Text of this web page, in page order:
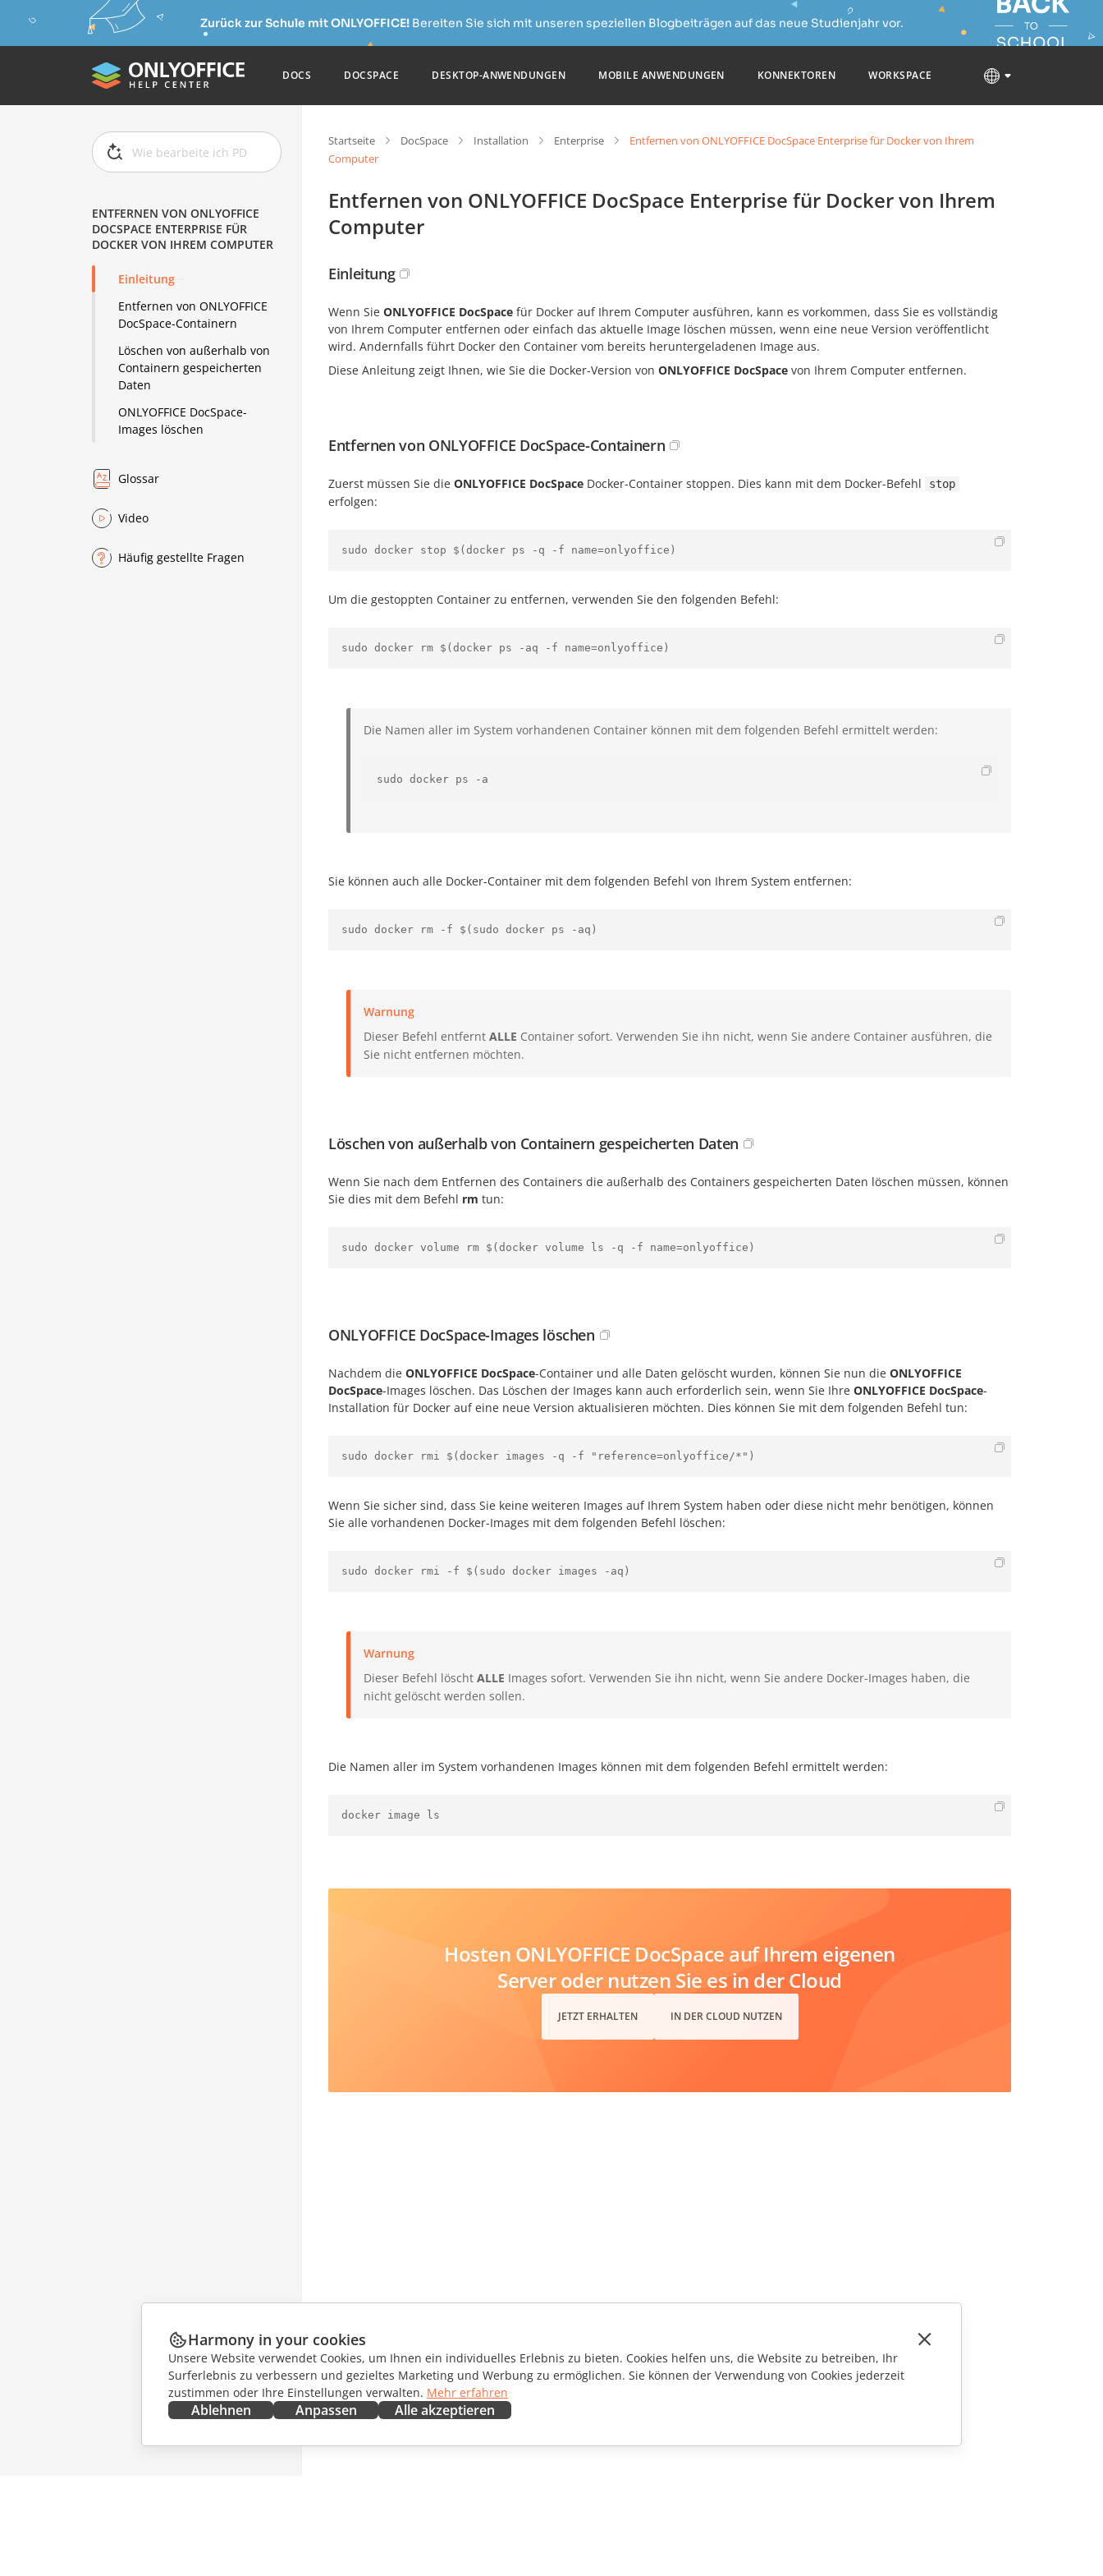
Zurück zur Schule mit ONLYOFFICE!Bereiten Sie sich mit unseren speziellen Blogbeiträgen auf das neue Studienjahr vor.
DOCS DOCSPACE DESKTOP-ANWENDUNGEN MOBILE ANWENDUNGEN KONNEKTOREN WORKSPACE
ENTFERNEN VON ONLYOFFICE
DOCSPACE ENTERPRISE FÜR
DOCKER VON IHREM COMPUTER
Einleitung
Entfernen von ONLYOFFICE
DocSpace-Containern
Löschen von außerhalb von
Containern gespeicherten
Daten
ONLYOFFICE DocSpace-
Images löschen
Glossar
Video
Häufig gestellte Fragen
Startseite DocSpace Installation Enterprise
Entfernen von ONLYOFFICE DocSpace Enterprise für Docker von Ihrem
Computer
Entfernen von ONLYOFFICE DocSpace Enterprise für Docker von Ihrem
Computer
Einleitung
Wenn Sie ONLYOFFICE DocSpace für Docker auf Ihrem Computer ausführen, kann es vorkommen, dass Sie es vollständig
von Ihrem Computer entfernen oder einfach das aktuelle Image löschen müssen, wenn eine neue Version veröffentlicht
wird. Andernfalls führt Docker den Container vom bereits heruntergeladenen Image aus.
Diese Anleitung zeigt Ihnen, wie Sie die Docker-Version von ONLYOFFICE DocSpace von Ihrem Computer entfernen.
Entfernen von ONLYOFFICE DocSpace-Containern
Zuerst müssen Sie die ONLYOFFICE DocSpace Docker-Container stoppen. Dies kann mit dem Docker-Befehl stop
erfolgen:
sudo docker stop $(docker ps -q -f name=onlyoffice)
Um die gestoppten Container zu entfernen, verwenden Sie den folgenden Befehl:
sudo docker rm $(docker ps -aq -f name=onlyoffice)
Die Namen aller im System vorhandenen Container können mit dem folgenden Befehl ermittelt werden:
sudo docker ps -a
Sie können auch alle Docker-Container mit dem folgenden Befehl von Ihrem System entfernen:
sudo docker rm -f $(sudo docker ps -aq)
Warnung
Dieser Befehl entfernt ALLE Container sofort. Verwenden Sie ihn nicht, wenn Sie andere Container ausführen, die
Sie nicht entfernen möchten.
Löschen von außerhalb von Containern gespeicherten Daten
Wenn Sie nach dem Entfernen des Containers die außerhalb des Containers gespeicherten Daten löschen müssen, können
Sie dies mit dem Befehl rm tun:
sudo docker volume rm $(docker volume ls -q -f name=onlyoffice)
ONLYOFFICE DocSpace-Images löschen
Nachdem die ONLYOFFICE DocSpace-Container und alle Daten gelöscht wurden, können Sie nun die ONLYOFFICE
DocSpace-Images löschen. Das Löschen der Images kann auch erforderlich sein, wenn Sie Ihre ONLYOFFICE DocSpace-
Installation für Docker auf eine neue Version aktualisieren möchten. Dies können Sie mit dem folgenden Befehl tun:
sudo docker rmi $(docker images -q -f "reference=onlyoffice/*")
Wenn Sie sicher sind, dass Sie keine weiteren Images auf Ihrem System haben oder diese nicht mehr benötigen, können
Sie alle vorhandenen Docker-Images mit dem folgenden Befehl löschen:
sudo docker rmi -f $(sudo docker images -aq)
Warnung
Dieser Befehl löscht ALLE Images sofort. Verwenden Sie ihn nicht, wenn Sie andere Docker-Images haben, die
nicht gelöscht werden sollen.
Die Namen aller im System vorhandenen Images können mit dem folgenden Befehl ermittelt werden:
docker image ls
Hosten ONLYOFFICE DocSpace auf Ihrem eigenen
Server oder nutzen Sie es in der Cloud
JETZT ERHALTEN IN DER CLOUD NUTZEN
Harmony in your cookies
Unsere Website verwendet Cookies, um Ihnen ein individuelles Erlebnis zu bieten. Cookies helfen uns, die Website zu betreiben, Ihr
Surferlebnis zu verbessern und gezieltes Marketing und Werbung zu ermöglichen. Sie können der Verwendung von Cookies jederzeit
zustimmen oder Ihre Einstellungen verwalten. Mehr erfahren
Ablehnen Anpassen Alle akzeptieren